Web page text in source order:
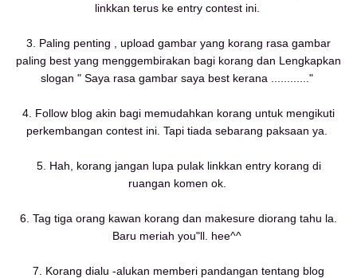
linkkan terus ke entry contest ini.
3. Paling penting , upload gambar yang korang rasa gambar
paling best yang menggembirakan bagi korang dan Lengkapkan
slogan " Saya rasa gambar saya best kerana ............"
4. Follow blog akin bagi memudahkan korang untuk mengikuti
perkembangan contest ini. Tapi tiada sebarang paksaan ya.
5. Hah, korang jangan lupa pulak linkkan entry korang di
ruangan komen ok.
6. Tag tiga orang kawan korang dan makesure diorang tahu la.
Baru meriah you"ll. hee^^
7. Korang dialu -alukan memberi pandangan tentang blog